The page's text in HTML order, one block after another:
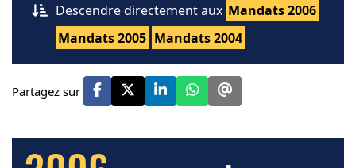
Descendre directement aux Mandats 2006
Mandats 2005 Mandats 2004
Partagez sur